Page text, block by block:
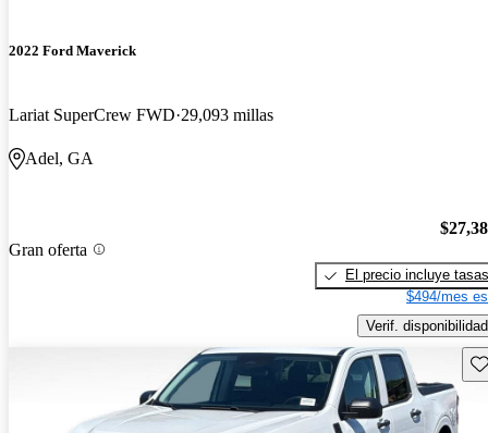
2022 Ford Maverick
Lariat SuperCrew FWD 29,093 millas
Adel, GA
Gran oferta
El precio incluye tasas
$494/mes
Verif. disponibilidad